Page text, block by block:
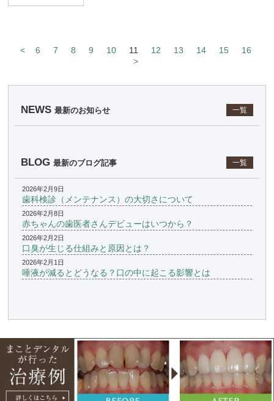
< 6 7 8 9 10 11 12 13 14 15
16
>
NEWS 最新のお知らせ 一覧
BLOG 最新のブログ記事 一覧
2026年2月9日
歯科検診（メンテナンス）の大切さについて
2026年2月8日
赤ちゃんの歯医者さんデビューはいつから？
2026年2月2日
口臭が生じる仕組みと原因とは？
2026年2月1日
唾液が減るとどうなる？口の中に起こる影響とは